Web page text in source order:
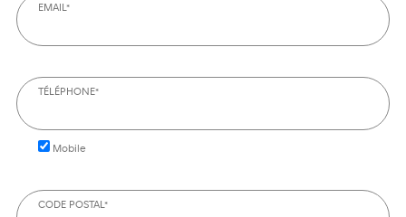
EMAIL*
TÉLÉPHONE*
Mobile
CODE POSTAL*